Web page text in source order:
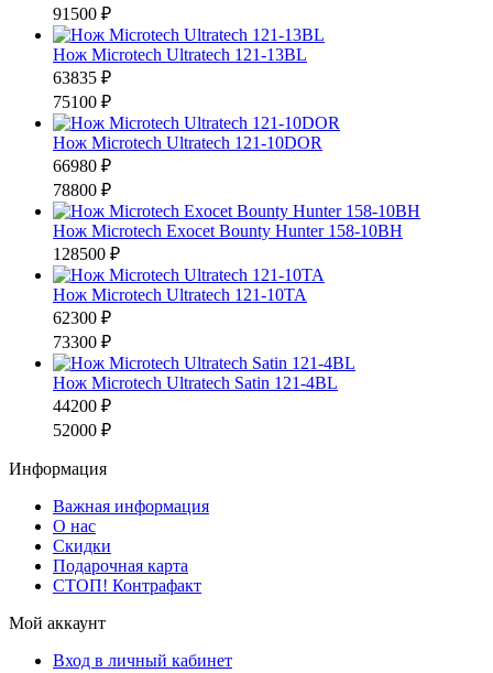
91500 ₽
Нож Microtech Ultratech 121-13BL
63835 ₽
75100 ₽
Нож Microtech Ultratech 121-10DOR
66980 ₽
78800 ₽
Нож Microtech Exocet Bounty Hunter 158-10BH
128500 ₽
Нож Microtech Ultratech 121-10TA
62300 ₽
73300 ₽
Нож Microtech Ultratech Satin 121-4BL
44200 ₽
52000 ₽
Информация
Важная информация
О нас
Скидки
Подарочная карта
СТОП! Контрафакт
Мой аккаунт
Вход в личный кабинет